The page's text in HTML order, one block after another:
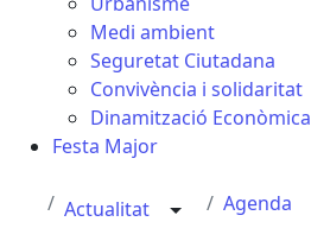
Medi ambient
Seguretat Ciutadana
Convivència i solidaritat
Dinamització Econòmica
Festa Major
Actualitat Agenda